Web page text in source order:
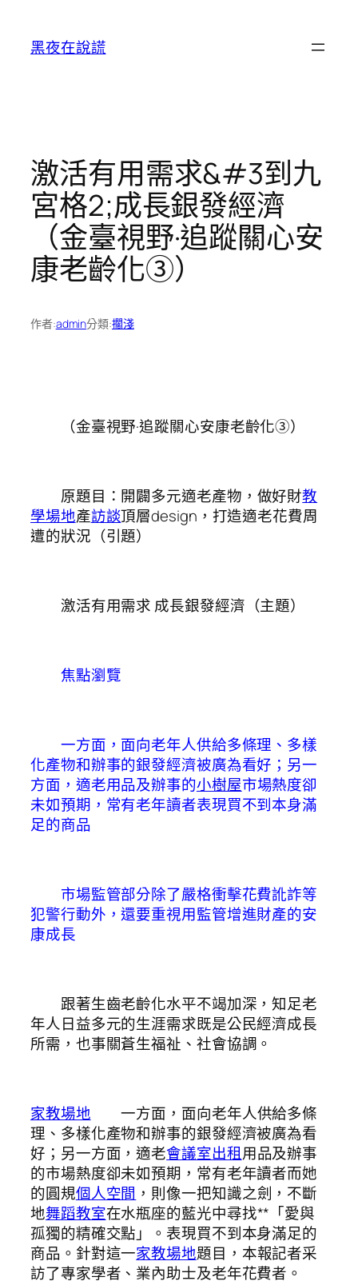
黑夜在說謊
激活有用需求&#3到九
宮格2;成長銀發經濟
（金臺視野·追蹤關心安
康老齡化③）
作者:admin分類:擱淺
（金臺視野·追蹤關心安康老齡化③）
原題目：開闢多元適老產物，做好財教
學場地產訪談頂層design，打造適老花費周
遭的狀況（引題）
激活有用需求 成長銀發經濟（主題）
焦點瀏覽
一方面，面向老年人供給多條理、多樣
化產物和辦事的銀發經濟被廣為看好；另一
方面，適老用品及辦事的小樹屋市場熱度卻
未如預期，常有老年讀者表現買不到本身滿
足的商品
市場監管部分除了嚴格衝擊花費訛詐等
犯警行動外，還要重視用監管增進財產的安
康成長
跟著生齒老齡化水平不竭加深，知足老
年人日益多元的生涯需求既是公民經濟成長
所需，也事關蒼生福祉、社會協調。
家教場地 一方面，面向老年人供給多條
理、多樣化產物和辦事的銀發經濟被廣為看
好；另一方面，適老會議室出租用品及辦事
的市場熱度卻未如預期，常有老年讀者而她
的圓規個人空間 ，則像一把知識之劍，不斷
地舞蹈教室在水瓶座的藍光中尋找**「愛與
孤獨的精確交點」。表現買不到本身滿足的
商品。針對這一家教場地題目，本報記者采
訪了專家學者、業內助士及老年花費者。